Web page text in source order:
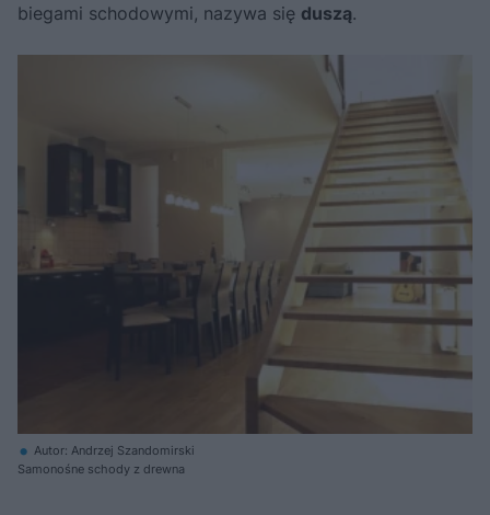
biegami schodowymi, nazywa się duszą.
Autor: Andrzej Szandomirski
Samonośne schody z drewna